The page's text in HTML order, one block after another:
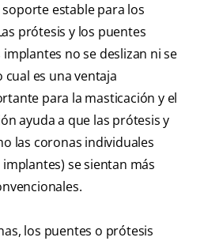
estable para los
prótesis y los puentes
no se deslizan ni se
es una ventaja
para la masticación y el
ayuda a que las prótesis y
las coronas individuales
se sientan más
los puentes o prótesis